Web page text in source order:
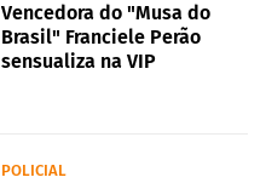
Vencedora do "Musa do
Brasil" Franciele Perão
sensualiza na VIP
POLICIAL